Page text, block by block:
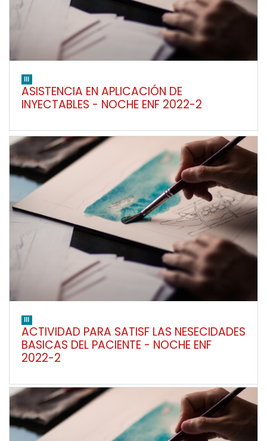
III
ASISTENCIA EN APLICACIÓN DE
INYECTABLES - NOCHE ENF 2022-2
III
ACTIVIDAD PARA SATISF LAS NESECIDADES
BASICAS DEL PACIENTE - NOCHE ENF
2022-2